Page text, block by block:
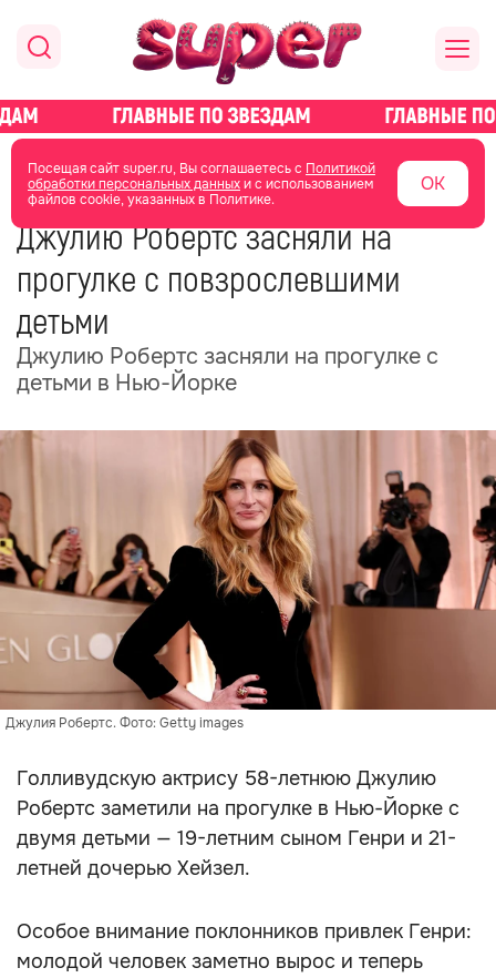
Посещая сайт super.ru, Вы соглашаетесь с Политикой
обработки персональных данныхи с использованием
файлов cookie, указанных в Политике.
ОК
главная новости о звездах новости
20 июня 12:20
Джулию Робертс засняли на
прогулке с повзрослевшими
детьми
Джулию Робертс засняли на прогулке с
детьми в Нью-Йорке
Джулия Робертс. Фото: Getty images
Голливудскую актрису 58-летнюю Джулию
Робертс заметили на прогулке в Нью-Йорке с
двумя детьми — 19-летним сыном Генри и 21-
летней дочерью Хейзел.
Особое внимание поклонников привлек Генри:
молодой человек заметно вырос и теперь